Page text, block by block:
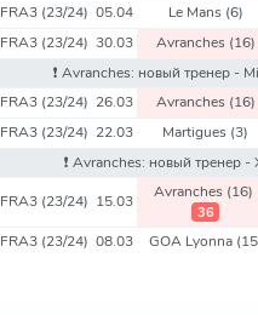
FRA3 (23/24) 05.04 Le Mans (6)
FRA3 (23/24) 30.03 Avranches (16)
❗️ Avranches: новый тренер -
FRA3 (23/24) 26.03 Avranches (16)
FRA3 (23/24) 22.03 Martigues (3)
❗️ Avranches: новый тренер -
FRA3 (23/24) 15.03 Avranches (16)
36
FRA3 (23/24) 08.03 GOA Lyonna